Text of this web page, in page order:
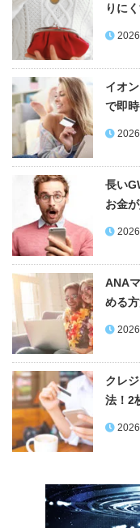
りに
イオ
で即
長い
お金
ANA
める
クレ
法！2